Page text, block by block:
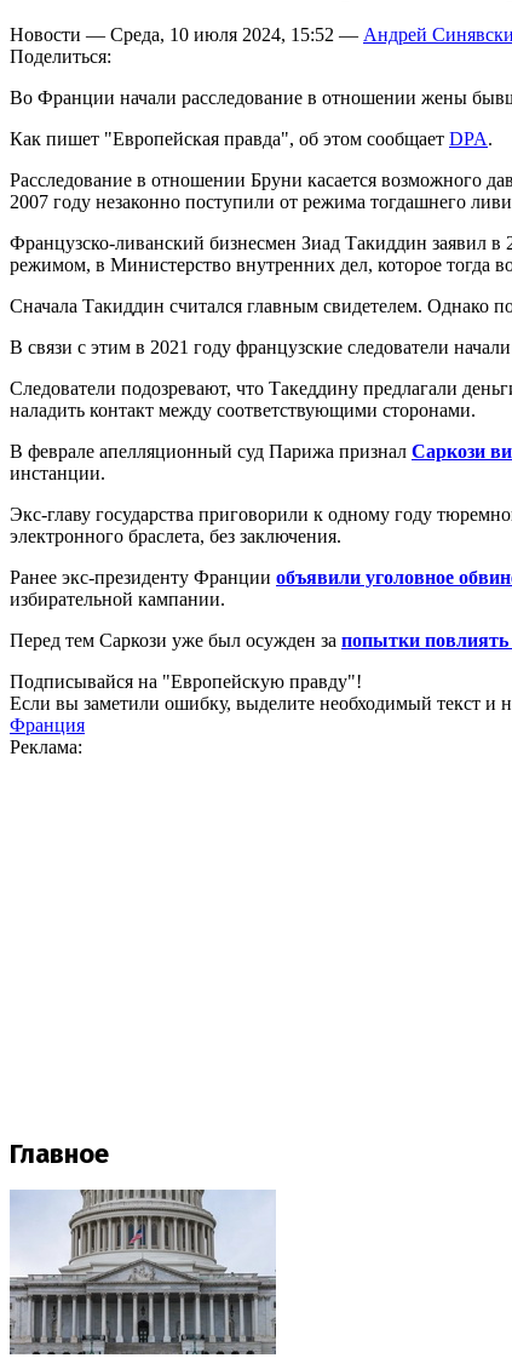
Новости — Среда, 10 июля 2024, 15:52 — Андрей
Поделиться:
Во Франции начали расследование в отношении жены
Как пишет "Европейская правда", об этом сообщает DPA.
Расследование в отношении Бруни касается возможного
2007 году незаконно поступили от режима тогдашнего
Французско-ливанский бизнесмен Зиад Такиддин заявил
режимом, в Министерство внутренних дел, которое тогда
Сначала Такиддин считался главным свидетелем. Однако
В связи с этим в 2021 году французские следователи
Следователи подозревают, что Такеддину предлагали
наладить контакт между соответствующими сторонами.
В феврале апелляционный суд Парижа признал Саркози
инстанции.
Экс-главу государства приговорили к одному году
электронного браслета, без заключения.
Ранее экс-президенту Франции объявили уголовное
избирательной кампании.
Перед тем Саркози уже был осужден за попытки повлиять
Подписывайся на "Европейскую правду"!
Если вы заметили ошибку, выделите необходимый текст и
Франция
Реклама:
Главное